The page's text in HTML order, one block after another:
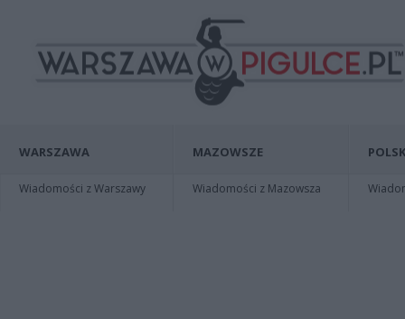
WARSZAWA
Wiadomości z Warszawy
MAZOWSZE
Wiadomości z Mazowsza